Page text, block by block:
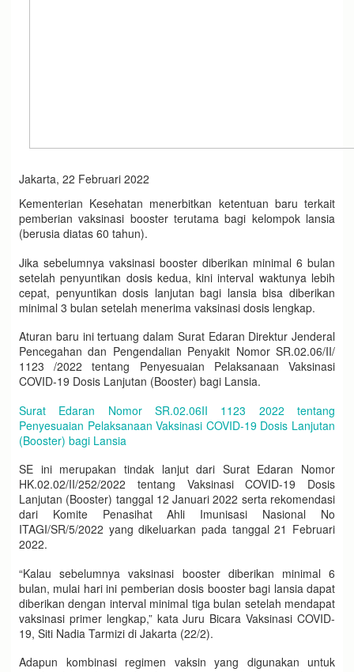
Jakarta, 22 Februari 2022
Kementerian Kesehatan menerbitkan ketentuan baru terkait
pemberian vaksinasi booster terutama bagi kelompok lansia
(berusia diatas 60 tahun).
Jika sebelumnya vaksinasi booster diberikan minimal 6 bulan
setelah penyuntikan dosis kedua, kini interval waktunya lebih
cepat, penyuntikan dosis lanjutan bagi lansia bisa diberikan
minimal 3 bulan setelah menerima vaksinasi dosis lengkap.
Aturan baru ini tertuang dalam Surat Edaran Direktur Jenderal
Pencegahan dan Pengendalian Penyakit Nomor SR.02.06/II/
1123 /2022 tentang Penyesuaian Pelaksanaan Vaksinasi
COVID-19 Dosis Lanjutan (Booster) bagi Lansia.
Surat Edaran Nomor SR.02.06II 1123 2022 tentang
Penyesuaian Pelaksanaan Vaksinasi COVID-19 Dosis Lanjutan
(Booster) bagi Lansia
SE ini merupakan tindak lanjut dari Surat Edaran Nomor
HK.02.02/II/252/2022 tentang Vaksinasi COVID-19 Dosis
Lanjutan (Booster) tanggal 12 Januari 2022 serta rekomendasi
dari Komite Penasihat Ahli Imunisasi Nasional No
ITAGI/SR/5/2022 yang dikeluarkan pada tanggal 21 Februari
2022.
“Kalau sebelumnya vaksinasi booster diberikan minimal 6
bulan, mulai hari ini pemberian dosis booster bagi lansia dapat
diberikan dengan interval minimal tiga bulan setelah mendapat
vaksinasi primer lengkap,” kata Juru Bicara Vaksinasi COVID-
19, Siti Nadia Tarmizi di Jakarta (22/2).
Adapun kombinasi regimen vaksin yang digunakan untuk